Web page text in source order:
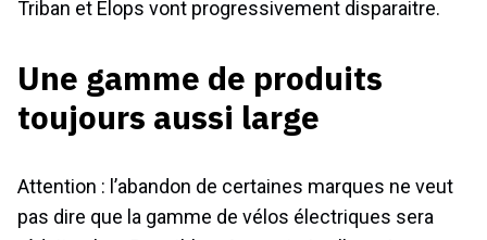
Triban et Elops vont progressivement disparaitre.
Une gamme de produits
toujours aussi large
Attention : l’abandon de certaines marques ne veut
pas dire que la gamme de vélos électriques sera